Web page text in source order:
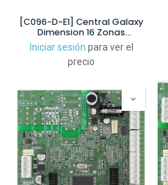
[C096-D-E1] Central Galaxy
Dimension 16 Zonas
ampliable hasta 96. Grado 3
Iniciar sesión para ver el
precio